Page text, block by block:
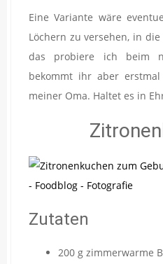
Eine Variante wäre
Löchern zu versehen, in
das probiere ich beim
bekommt ihr aber
meiner Oma. Haltet es in
Zutaten
200 g zimmerwarme